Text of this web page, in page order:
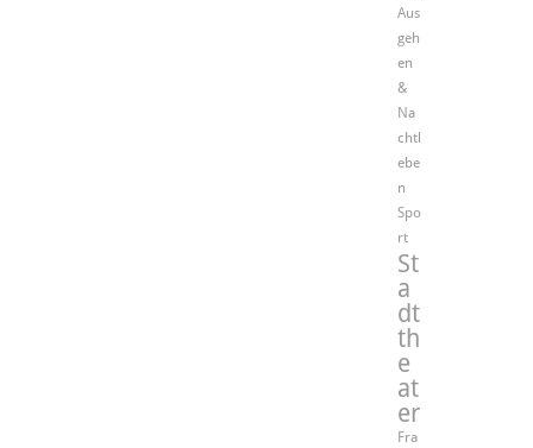
Aus
geh
en
&
Na
chtl
ebe
n
Spo
rt
St
a
dt
th
e
at
er
Fra